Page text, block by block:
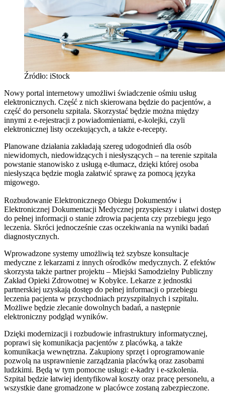
Źródło: iStock
Nowy portal internetowy umożliwi świadczenie ośmiu usług
elektronicznych. Część z nich skierowana będzie do pacjentów, a
część do personelu szpitala. Skorzystać będzie można między
innymi z e-rejestracji z powiadomieniami, e-kolejki, czyli
elektronicznej listy oczekujących, a także e-recepty.
Planowane działania zakładają szereg udogodnień dla osób
niewidomych, niedowidzących i niesłyszących – na terenie szpitala
powstanie stanowisko z usługą e-tłumacz, dzięki której osoba
niesłysząca będzie mogła załatwić sprawę za pomocą języka
migowego.
Rozbudowanie Elektronicznego Obiegu Dokumentów i
Elektronicznej Dokumentacji Medycznej przyspieszy i ułatwi dostęp
do pełnej informacji o stanie zdrowia pacjenta czy przebiegu jego
leczenia. Skróci jednocześnie czas oczekiwania na wyniki badań
diagnostycznych.
Wprowadzone systemy umożliwią też szybsze konsultacje
medyczne z lekarzami z innych ośrodków medycznych. Z efektów
skorzysta także partner projektu – Miejski Samodzielny Publiczny
Zakład Opieki Zdrowotnej w Kobyłce. Lekarze z jednostki
partnerskiej uzyskają dostęp do pełnej informacji o przebiegu
leczenia pacjenta w przychodniach przyszpitalnych i szpitalu.
Możliwe będzie zlecanie dowolnych badań, a następnie
elektroniczny podgląd wyników.
Dzięki modernizacji i rozbudowie infrastruktury informatycznej,
poprawi się komunikacja pacjentów z placówką, a także
komunikacja wewnętrzna. Zakupiony sprzęt i oprogramowanie
pozwolą na usprawnienie zarządzania placówką oraz zasobami
ludzkimi. Będą w tym pomocne usługi: e-kadry i e-szkolenia.
Szpital będzie łatwiej identyfikował koszty oraz pracę personelu, a
wszystkie dane gromadzone w placówce zostaną zabezpieczone.